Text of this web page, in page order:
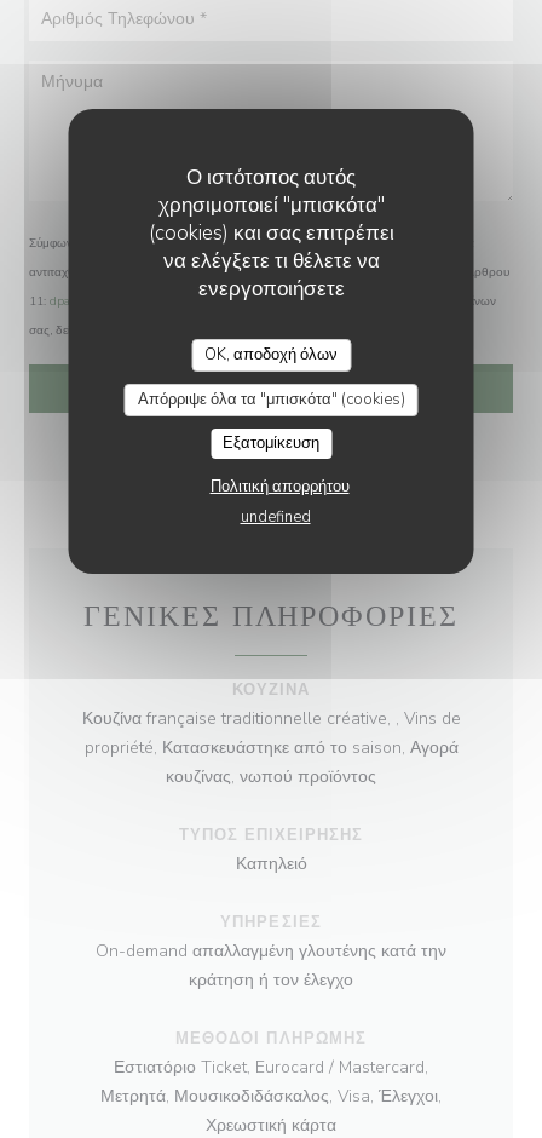
Ο ιστότοπος αυτός
χρησιμοποιεί "μπισκότα"
(cookies) και σας επιτρέπει
να ελέγξετε τι θέλετε να
ενεργοποιήσετε
OK, αποδοχή όλων
Απόρριψε όλα τα "μπισκότα" (cookies)
Εξατομίκευση
Πολιτική απορρήτου
undefined
Σύμφωνα με τον κανονισμό προστασίας δεδομένων (GDPR), έχετε το δικαίωμα να
αντιταχθείτε σε εμπορικές επικοινωνίες. Μπορείτε να εγγραφείτε στο Μητρώο του Άρθρου
11: dpa.gr
. Για περισσότερες πληροφορίες σχετικά με την επεξεργασία των δεδομένων
σας, δείτε την
ΓΕΝΙΚΈΣ ΠΛΗΡΟΦΟΡΊΕΣ
ΚΟΥΖΊΝΑ
Κουζίνα française traditionnelle créative, , Vins de
propriété, Κατασκευάστηκε από το saison, Αγορά
κουζίνας, νωπού προϊόντος
ΤΎΠΟΣ ΕΠΙΧΕΊΡΗΣΗΣ
Καπηλειό
ΥΠΗΡΕΣΊΕΣ
On-demand απαλλαγμένη γλουτένης κατά την
κράτηση ή τον έλεγχο
ΜΈΘΟΔΟΙ ΠΛΗΡΩΜΉΣ
Εστιατόριο Ticket, Eurocard / Mastercard,
Μετρητά, Μουσικοδιδάσκαλος, Visa, Έλεγχοι,
Χρεωστική κάρτα